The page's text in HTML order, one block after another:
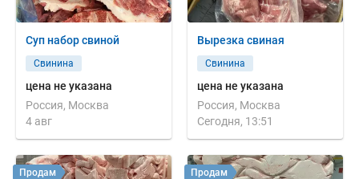
Суп набор свиной
Свинина
цена не указана
Россия, Москва
4 авг
Вырезка свиная
Свинина
цена не указана
Россия, Москва
Сегодня, 13:51
Продам Продам